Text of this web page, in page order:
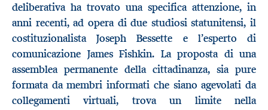
deliberativa ha trovato una specifica attenzione, in
anni recenti, ad opera di due studiosi statunitensi, il
costituzionalista Joseph Bessette e l’esperto di
comunicazione James Fishkin. La proposta di una
assemblea permanente della cittadinanza, sia pure
formata da membri informati che siano agevolati da
collegamenti virtuali, trova un limite nella